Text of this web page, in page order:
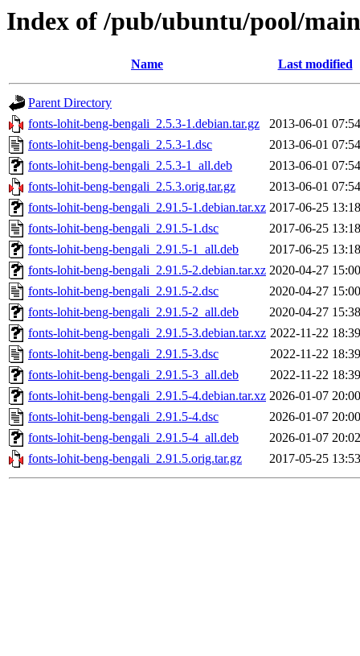
Index of /pub/ubuntu/pool/
Name Last modified
Parent Directory
fonts-lohit-beng-bengali_2.5.3-1.debian.tar.gz
2013-06-01 07:54
fonts-lohit-beng-bengali_2.5.3-1.dsc
2013-06-01 07:54
fonts-lohit-beng-bengali_2.5.3-1_all.deb
2013-06-01 07:54
fonts-lohit-beng-bengali_2.5.3.orig.tar.gz
2013-06-01 07:54
fonts-lohit-beng-bengali_2.91.5-1.debian.tar.xz 2017-06-25 13:18
fonts-lohit-beng-bengali_2.91.5-1.dsc
2017-06-25 13:18
fonts-lohit-beng-bengali_2.91.5-1_all.deb
2017-06-25 13:18
fonts-lohit-beng-bengali_2.91.5-2.debian.tar.xz 2020-04-27 15:00
fonts-lohit-beng-bengali_2.91.5-2.dsc
2020-04-27 15:00
fonts-lohit-beng-bengali_2.91.5-2_all.deb
2020-04-27 15:38
fonts-lohit-beng-bengali_2.91.5-3.debian.tar.xz 2022-11-22 18:39
fonts-lohit-beng-bengali_2.91.5-3.dsc
2022-11-22 18:39
fonts-lohit-beng-bengali_2.91.5-3_all.deb
2022-11-22 18:39
fonts-lohit-beng-bengali_2.91.5-4.debian.tar.xz 2026-01-07 20:00
fonts-lohit-beng-bengali_2.91.5-4.dsc
2026-01-07 20:00
fonts-lohit-beng-bengali_2.91.5-4_all.deb
2026-01-07 20:02
fonts-lohit-beng-bengali_2.91.5.orig.tar.gz
2017-05-25 13:53